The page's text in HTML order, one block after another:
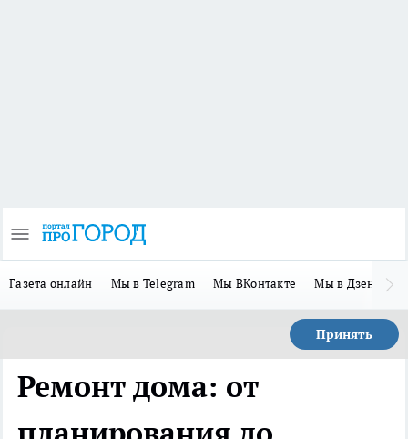
Газета онлайн Мы в Telegram Мы ВКонтакте Мы в Дзене
Принять
Ремонт дома: от